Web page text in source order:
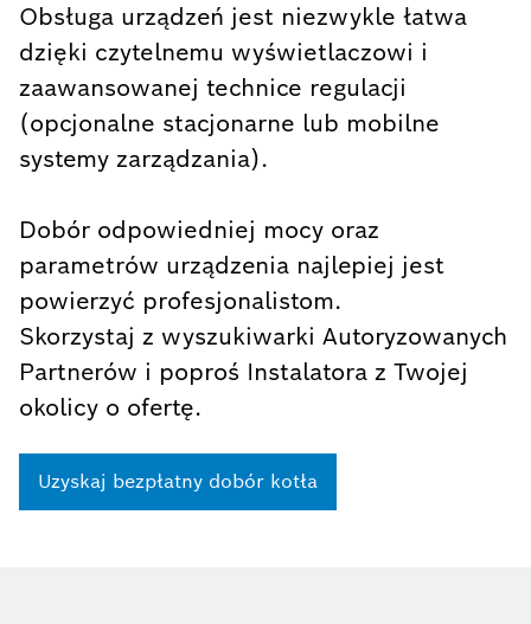
Obsługa urządzeń jest niezwykle łatwa
dzięki czytelnemu wyświetlaczowi i
zaawansowanej technice regulacji
(opcjonalne stacjonarne lub mobilne
systemy zarządzania).
Dobór odpowiedniej mocy oraz
parametrów urządzenia najlepiej jest
powierzyć profesjonalistom.
Skorzystaj z wyszukiwarki Autoryzowanych
Partnerów i poproś Instalatora z Twojej
okolicy o ofertę.
Uzyskaj bezpłatny dobór kotła